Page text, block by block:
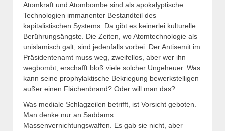
Atomkraft und Atombombe sind als apokalyptische
Technologien immanenter Bestandteil des
kapitalistischen Systems. Da gibt es keinerlei kulturelle
Berührungsängste. Die Zeiten, wo Atomtechnologie als
unislamisch galt, sind jedenfalls vorbei. Der Antisemit im
Präsidentenamt muss weg, zweifellos, aber wer ihn
wegbombt, erschafft bloß viele solcher Ungeheuer. Was
kann seine prophylaktische Bekriegung bewerkstelligen
außer einen Flächenbrand? Oder will man das?
Was mediale Schlagzeilen betrifft, ist Vorsicht geboten.
Man denke nur an Saddams
Massenvernichtungswaffen. Es gab sie nicht, aber